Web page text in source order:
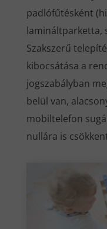
padlófűtésként
lamináltparketta,
Szakszerű
kibocsátása a
jogszabályban
belül van,
mobiltelefon
nullára is